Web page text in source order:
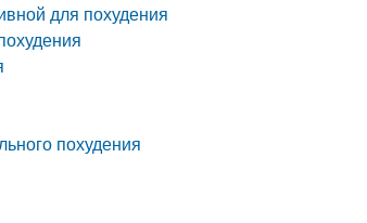
для похудения
похудения